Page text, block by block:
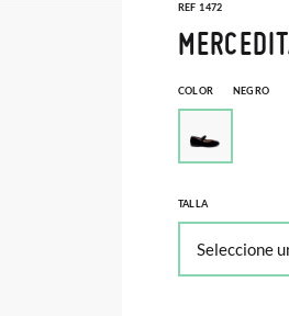
REF 1472
COLOR NEGRO
TALLA